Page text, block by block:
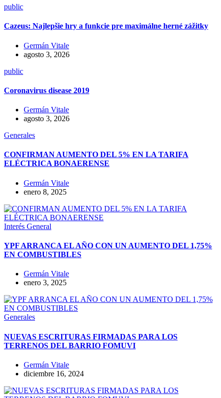
public
Cazeus: Najlepšie hry a funkcie pre maximálne herné zážitky
Germán Vitale
agosto 3, 2026
public
Coronavirus disease 2019
Germán Vitale
agosto 3, 2026
Generales
CONFIRMAN AUMENTO DEL 5% EN LA TARIFA
ELÉCTRICA BONAERENSE
Germán Vitale
enero 8, 2025
Interés General
YPF ARRANCA EL AÑO CON UN AUMENTO DEL 1,75%
EN COMBUSTIBLES
Germán Vitale
enero 3, 2025
Generales
NUEVAS ESCRITURAS FIRMADAS PARA LOS
TERRENOS DEL BARRIO FOMUVI
Germán Vitale
diciembre 16, 2024